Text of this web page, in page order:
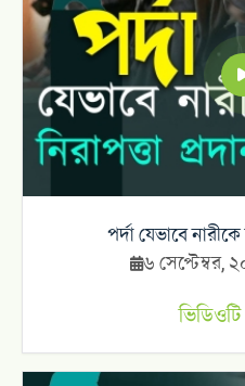
পর্দা যেভাবে
৬ সেপ্টেম্বর,